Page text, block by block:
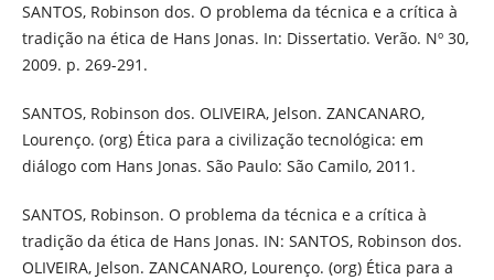
SANTOS, Robinson dos. O problema da técnica e a crítica à
tradição na ética de Hans Jonas. In: Dissertatio. Verão. Nº 30,
2009. p. 269-291.
SANTOS, Robinson dos. OLIVEIRA, Jelson. ZANCANARO,
Lourenço. (org) Ética para a civilização tecnológica: em
diálogo com Hans Jonas. São Paulo: São Camilo, 2011.
SANTOS, Robinson. O problema da técnica e a crítica à
tradição da ética de Hans Jonas. IN: SANTOS, Robinson dos.
OLIVEIRA, Jelson. ZANCANARO, Lourenço. (org) Ética para a